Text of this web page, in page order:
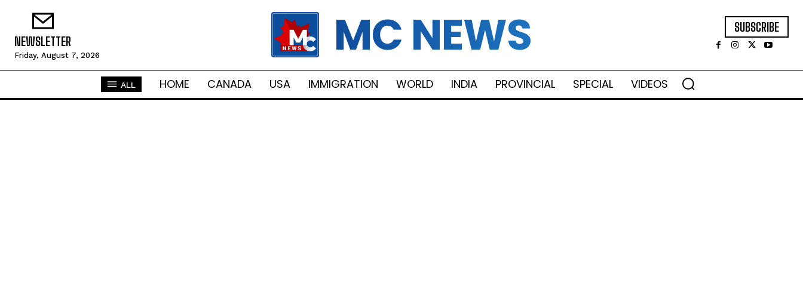
NEWSLETTER
Friday, August 7, 2026 MC NEWS SUBSCRIBE
ALL HOME CANADA USA IMMIGRATION WORLD INDIA PROVINCIAL SPECIAL VIDEOS